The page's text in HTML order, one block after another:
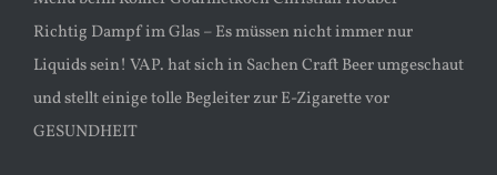
Richtig Dampf im Glas – Es müssen nicht immer nur
Liquids sein! VAP. hat sich in Sachen Craft Beer umgeschaut
und stellt einige tolle Begleiter zur E-Zigarette vor
GESUNDHEIT